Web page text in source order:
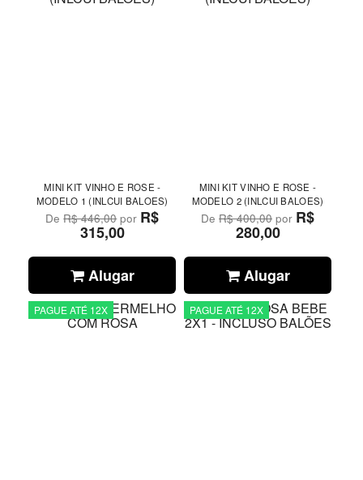
MINI KIT VINHO E ROSE -
MODELO 1 (INLCUI BALOES)
DeR$ 446,00por R$
315,00
Alugar
MINI KIT VINHO E ROSE -
MODELO 2 (INLCUI BALOES)
DeR$ 400,00 por R$
280,00
Alugar
PAGUE ATÉ 12X PAGUE ATÉ 12X